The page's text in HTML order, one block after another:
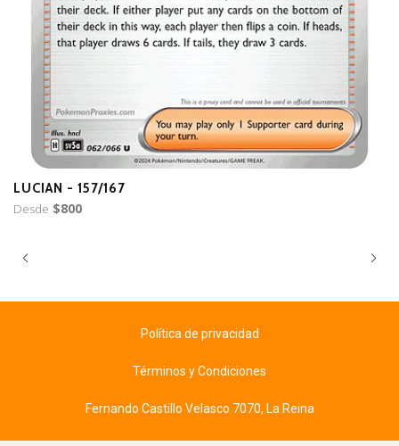
LUCIAN - 157/167
Desde $800
Política de privacidad
Términos y Condiciones
Fernando Castillo Velasco 7070, La Reina